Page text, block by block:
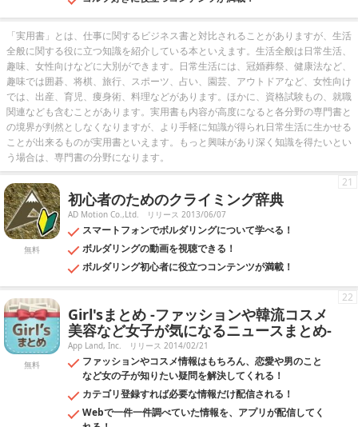
「実用書」とは、仕事に関するビジネス書と対比されることがありますが、生活
全般に関する役に立つ知識を紹介している本といえます。生活全般は日常生活、
趣味、女性向けなどに大別ができます。日常生活には、冠婚葬祭、健康法など、
趣味では囲碁、将棋、旅行、スポーツ、占い、園芸、アウトドアなど、女性向け
では、出産、育児、痩身術、料理などがあります。ほかに、資格試験もの、就職
関連なども含むことがあります。実用書も内容が高度になると各分野の専門書と
の境界が判然としなくなりますが、より手軽に知識が得られ日常生活に生かせる
ことが出来るものが実用書といえます。もっと興味があり深く知識を得たいとい
う場合は、専門書の分野になります。
無料
初心者のためのクライミング辞典
AD Motion Co.,Ltd. リリース 2013/06/07
スマートフォンでボルダリングについて学べる！
ボルダリングの動画を視聴できる！
ボルダリング初心者に役立つコンテンツが満載！
21
無料
Girl'sまとめ -ファッションや韓流コスメ
美容など女子が気になるニュースまとめ-
App Land, Inc. リリース 2014/02/21
ファッションやコスメ情報はもちろん、恋愛や男のこと
など女の子が知りたい疑問を解決してくれる！
カテゴリ登録すれば必要な情報だけ配信される！
Webで一件一件調べていた情報を、アプリが配信してく
22